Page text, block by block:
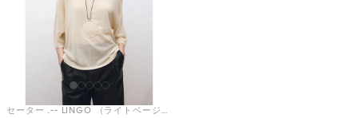
セーター .-- LINGO （ライトベージュ）